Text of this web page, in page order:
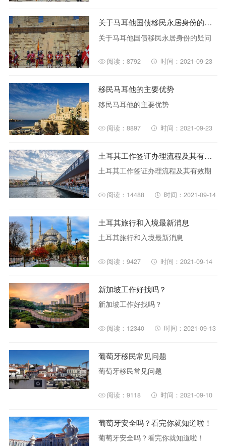
关于马耳他国债移民永居身份的疑问
关于马耳他国债移民永居身份的疑问
阅读：8792 时间：2021-09-23
移民马耳他的主要优势
移民马耳他的主要优势
阅读：8897 时间：2021-09-23
土耳其工作签证办理流程及其有效期
土耳其工作签证办理流程及其有效期
阅读：14488 时间：2021-09-14
土耳其旅行和入境最新消息
土耳其旅行和入境最新消息
阅读：9427 时间：2021-09-14
新加坡工作好找吗？
新加坡工作好找吗？
阅读：12340 时间：2021-09-13
葡萄牙移民常见问题
葡萄牙移民常见问题
阅读：9118 时间：2021-09-10
葡萄牙安全吗？看完你就知道啦！
葡萄牙安全吗？看完你就知道啦！